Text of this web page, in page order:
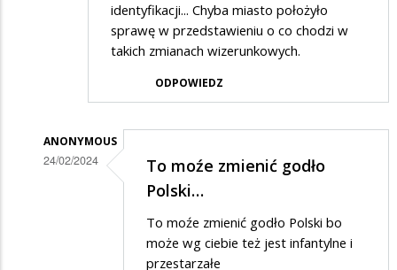
identyfikacji... Chyba miasto położyło
sprawę w przedstawieniu o co chodzi w
takich zmianach wizerunkowych.
ODPOWIEDZ
ANONYMOUS
24/02/2024
To moźe zmienić godło
Polski…
To moźe zmienić godło Polski bo
może wg ciebie też jest infantylne i
przestarzałe